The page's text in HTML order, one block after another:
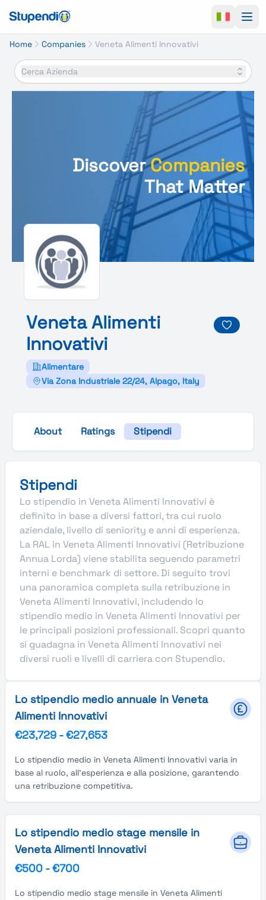
Home Companies Veneta Alimenti Innovativi
Cerca Azienda
DiscoverCompanies
That Matter
VenetaAlimenti
Innovativi
Alimentare
Via Zona Industriale 22/24, Alpago, Italy
About Ratings Stipendi
Stipendi
Lo stipendio in Veneta Alimenti Innovativi è
definito in base a diversi fattori, tra cui ruolo
aziendale, livello di seniority e anni di esperienza.
La RAL in Veneta Alimenti Innovativi (Retribuzione
Annua Lorda) viene stabilita seguendo parametri
interni e benchmark di settore. Di seguito trovi
una panoramica completa sulla retribuzione in
Veneta Alimenti Innovativi, includendo lo
stipendio medio in Veneta Alimenti Innovativi per
le principali posizioni professionali. Scopri quanto
si guadagna in Veneta Alimenti Innovativi nei
diversi ruoli e livelli di carriera con Stupendio.
Lo stipendio medio annuale in Veneta
Alimenti Innovativi
€23,729 -€27,653
Lo stipendio medio in Veneta Alimenti Innovativi varia in
base al ruolo, all'esperienza e alla posizione, garantendo
una retribuzione competitiva.
Lo stipendio medio stage mensile in
Veneta Alimenti Innovativi
€500 -€700
Lo stipendio medio stage mensile in Veneta Alimenti